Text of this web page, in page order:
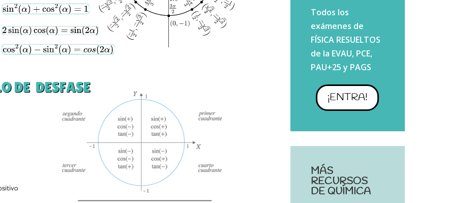
Todos los
exámenes de
FÍSICA RESUELTOS
de la EVAU, PCE,
PAU+25 y PAGS
¡ENTRA!
MÁS
RECURSOS
DE QUÍMICA